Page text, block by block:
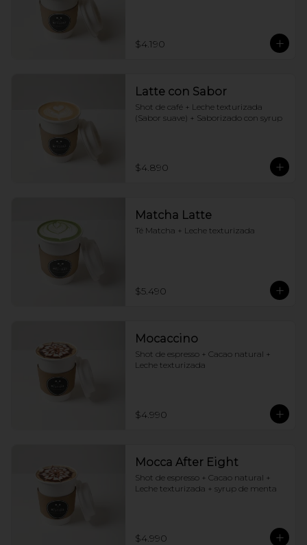
$4.190
Latte con Sabor
Shot de café + Leche texturizada
(Sabor suave) + Saborizado con syrup
$4.890
Matcha Latte
Té Matcha + Leche texturizada
$5.490
Mocaccino
Shot de espresso + Cacao natural +
Leche texturizada
$4.990
Mocca After Eight
Shot de espresso + Cacao natural +
Leche texturizada + syrup de menta
$4.990